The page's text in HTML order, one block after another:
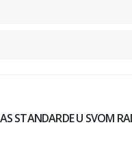
STANDARDE U SVOM